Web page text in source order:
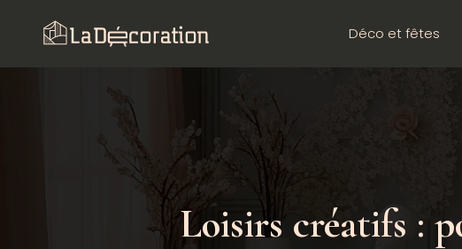
Déco et fêtes
Loisirs créatifs :